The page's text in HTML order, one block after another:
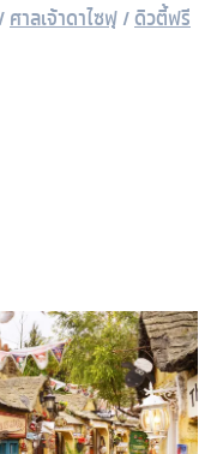
/ศาลเจ้าดาไซฟุ/ดิวตี้ฟรี